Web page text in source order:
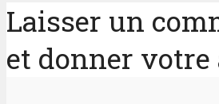
Laisser un
et donner votre